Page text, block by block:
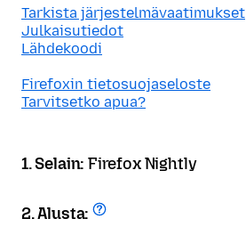
Tarkista järjestelmävaatimukset
Julkaisutiedot
Lähdekoodi
Firefoxin tietosuojaseloste
Tarvitsetko apua?
1. Selain:Firefox Nightly
2. Alusta: